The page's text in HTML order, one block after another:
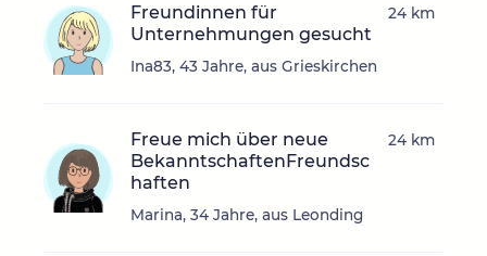
Freundinnen für
Unternehmungen gesucht
Ina83, 43 Jahre, aus Grieskirchen
24 km
Freue mich über neue
BekanntschaftenFreundsc
haften
Marina, 34 Jahre, aus Leonding
24 km